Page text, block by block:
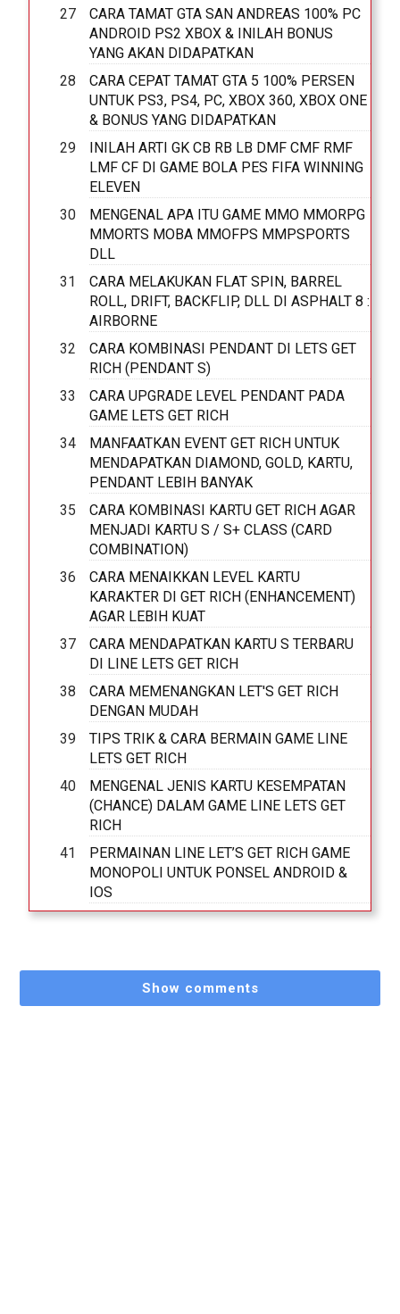
CARA TAMAT GTA SAN ANDREAS 100% PC
ANDROID PS2 XBOX & INILAH BONUS
YANG AKAN DIDAPATKAN
CARA CEPAT TAMAT GTA 5 100% PERSEN
UNTUK PS3, PS4, PC, XBOX 360, XBOX ONE
& BONUS YANG DIDAPATKAN
INILAH ARTI GK CB RB LB DMF CMF RMF
LMF CF DI GAME BOLA PES FIFA WINNING
ELEVEN
MENGENAL APA ITU GAME MMO MMORPG
MMORTS MOBA MMOFPS MMPSPORTS
DLL
CARA MELAKUKAN FLAT SPIN, BARREL
ROLL, DRIFT, BACKFLIP, DLL DI ASPHALT 8 :
AIRBORNE
CARA KOMBINASI PENDANT DI LETS GET
RICH (PENDANT S)
CARA UPGRADE LEVEL PENDANT PADA
GAME LETS GET RICH
MANFAATKAN EVENT GET RICH UNTUK
MENDAPATKAN DIAMOND, GOLD, KARTU,
PENDANT LEBIH BANYAK
CARA KOMBINASI KARTU GET RICH AGAR
MENJADI KARTU S / S+ CLASS (CARD
COMBINATION)
CARA MENAIKKAN LEVEL KARTU
KARAKTER DI GET RICH (ENHANCEMENT)
AGAR LEBIH KUAT
CARA MENDAPATKAN KARTU S TERBARU
DI LINE LETS GET RICH
CARA MEMENANGKAN LET'S GET RICH
DENGAN MUDAH
TIPS TRIK & CARA BERMAIN GAME LINE
LETS GET RICH
MENGENAL JENIS KARTU KESEMPATAN
(CHANCE) DALAM GAME LINE LETS GET
RICH
PERMAINAN LINE LET’S GET RICH GAME
MONOPOLI UNTUK PONSEL ANDROID &
IOS
Show comments